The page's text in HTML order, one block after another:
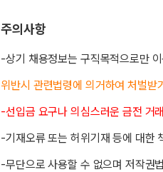
주의사항
-상기 채용정보는 구직목적으로만
위반시 관련법령에 의거하여 처벌받
-선입금 요구나 의심스러운 금전 거
-기재오류 또는 허위기재 등에 대한
-무단으로 사용할 수 없으며 저작권